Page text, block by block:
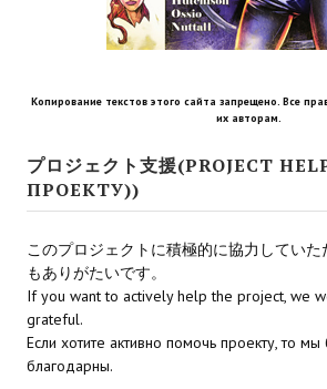
Sacred Gold Remaster Fan Edition
Red Faction remaster Fan Edition
Aliens versus Predator 1 Remaster Fan
Корсары 3 Сундук мертвеца Remaster
Sea Dogs - City of Abandoned Ships
Sea Dogs Remaster Fan Edition
НОВОСТИ ПОРТАЛА
Копирование текстов этого сайта запрещено. Все
их авторам.
プロジェクト支援(PROJECT
ПРОЕКТУ))
このプロジェクトに積極的に協力していた
もありがたいです。
If you want to actively help the project, we
grateful.
Если хотите активно помочь проекту, то
благодарны.